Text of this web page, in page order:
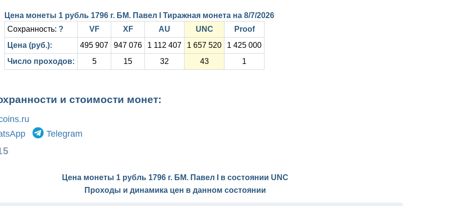
Цена монеты 1 рубль 1796 г. БМ. Павел I Тиражная монета на 8/7/2026
Сохранность: ? VF XF AU UNC
Proof
Цена (руб.):
495 907 947 076 1 112 407 1 657 520
1 425 000
Число проходов:
5 15 32 43 1
и стоимости монет:
Telegram
Цена монеты 1 рубль 1796 г. БМ. Павел I в состоянии UNC
Проходы и динамика цен в данном состоянии